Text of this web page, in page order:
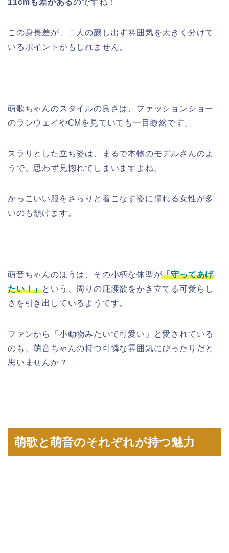
この身長差が、二人の醸し出す雰囲気を大きく分けて
いるポイントかもしれません。
萌歌ちゃんのスタイルの良さは、ファッションショー
のランウェイやCMを見ていても一目瞭然です。
スラリとした立ち姿は、まるで本物のモデルさんのよ
うで、思わず見惚れてしまいますよね。
かっこいい服をさらりと着こなす姿に憧れる女性が多
いのも頷けます。
萌音ちゃんのほうは、その小柄な体型が「守ってあげ
たい！」という、周りの庇護欲をかき立てる可愛らし
さを引き出しているようです。
ファンから「小動物みたいで可愛い」と愛されている
のも、萌音ちゃんの持つ可憐な雰囲気にぴったりだと
思いませんか？
萌歌と萌音のそれぞれが持つ魅力